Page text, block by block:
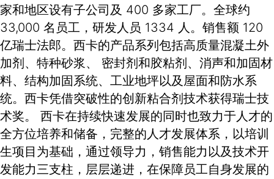
家和地区设有子公司及 400 多家工厂。全球约
33,000 名员工，研发人员 1334 人。销售额 120
亿瑞士法郎。西卡的产品系列包括高质量混凝土外
加剂、特种砂浆、 密封剂和胶粘剂、消声和加固材
料、结构加固系统、工业地坪以及屋面和防水系
统。西卡凭借突破性的创新粘合剂技术获得瑞士技
术奖。 西卡在持续快速发展的同时也致力于人才的
全方位培养和储备，完整的人才发展体系，以培训
生项目为基础，通过领导力，销售能力以及技术开
发能力三支柱，层层递进，在保障员工自身发展的